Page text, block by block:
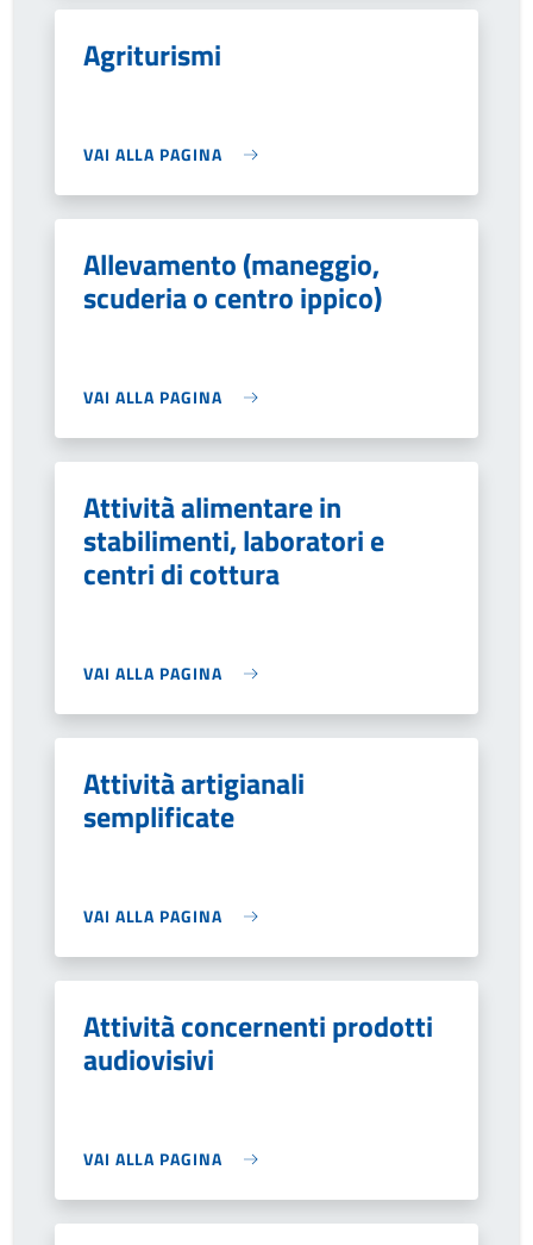
Agriturismi
VAI ALLA PAGINA
Allevamento (maneggio,
scuderia o centro ippico)
VAI ALLA PAGINA
Attività alimentare in
stabilimenti, laboratori e
centri di cottura
VAI ALLA PAGINA
Attività artigianali
semplificate
VAI ALLA PAGINA
Attività concernenti prodotti
audiovisivi
VAI ALLA PAGINA